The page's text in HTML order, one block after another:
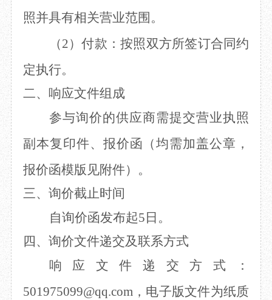
照并具有相关营业范围。
（2）付款：按照双方所签订合同约
定执行。
二、 响应文件组成
参与询价的供应商需提交营业执照
副本复印件、报价函（均需加盖公章，
报价函模版见附件）。
三、 询价截止时间
自询价函发布起5日。
四、 询价文件递交及联系方式
响应文件递交方式：
501975099@qq.com，电子版文件为纸质